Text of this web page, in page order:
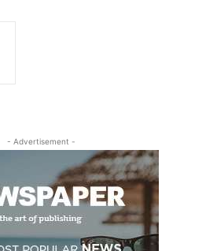
- Advertisement -